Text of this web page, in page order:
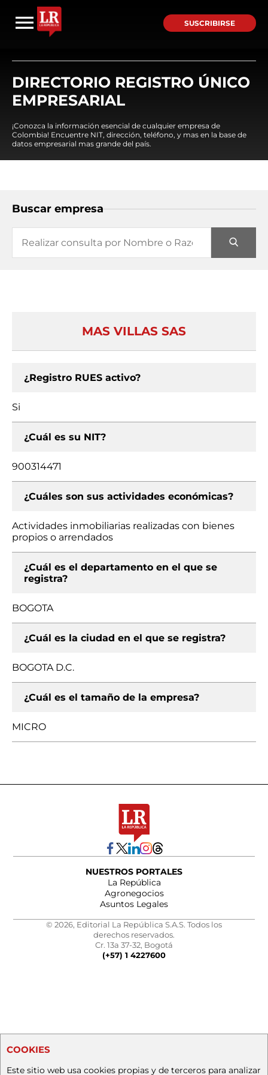
SUSCRIBIRSE
DIRECTORIO REGISTRO ÚNICO
EMPRESARIAL
¡Conozca la información esencial de cualquier empresa de
Colombia! Encuentre NIT, dirección, teléfono, y mas en la base de
datos empresarial mas grande del país.
Buscar empresa
MAS VILLAS SAS
¿Registro RUES activo?
Si
¿Cuál es su NIT?
900314471
¿Cuáles son sus actividades económicas?
Actividades inmobiliarias realizadas con bienes
propios o arrendados
¿Cuál es el departamento en el que se
registra?
BOGOTA
¿Cuál es la ciudad en el que se registra?
BOGOTA D.C.
¿Cuál es el tamaño de la empresa?
MICRO
NUESTROS PORTALES
La República
Agronegocios
Asuntos Legales
© 2026, Editorial La República S.A.S. Todos los
derechos reservados.
Cr. 13a 37-32, Bogotá
(+57) 1 4227600
COOKIES
Este sitio web usa cookies propias y de terceros para analizar